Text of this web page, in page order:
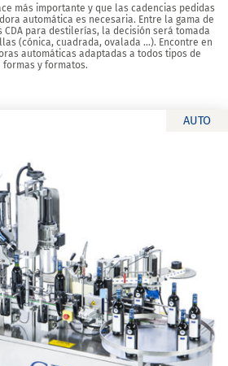
más importante y que las cadencias pedidas
automática es necesaria. Entre la gama de
para destilerías, la decisión será tomada
(cónica, cuadrada, ovalada …). Encontre en
automáticas adaptadas a todos tipos de
formas y formatos.
AUTO